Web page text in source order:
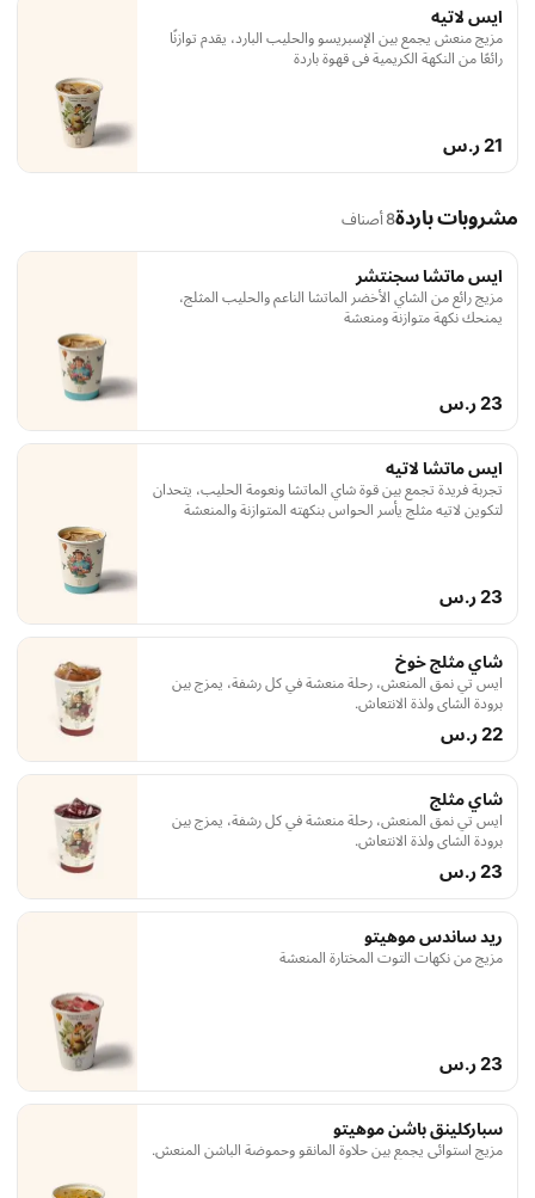
ايس لاتيه
مزيج منعش يجمع بين الإسبريسو والحليب البارد، يقدم توازنًا
رائعًا من النكهة الكريمية في قهوة باردة
21 ر.س
مشروبات باردة8 أصناف
ايس ماتشا سجنتشر
مزيج رائع من الشاي الأخضر الماتشا الناعم والحليب المثلج،
يمنحك نكهة متوازنة ومنعشة
23 ر.س
ايس ماتشا لاتيه
تجربة فريدة تجمع بين قوة شاي الماتشا ونعومة الحليب، يتحدان
لتكوين لاتيه مثلج يأسر الحواس بنكهته المتوازنة والمنعشة
23 ر.س
شاي مثلج خوخ
ايس تي نمق المنعش، رحلة منعشة في كل رشفة، يمزج بين
برودة الشاي ولذة الانتعاش.
22 ر.س
شاي مثلج
ايس تي نمق المنعش، رحلة منعشة في كل رشفة، يمزج بين
برودة الشاي ولذة الانتعاش.
23 ر.س
ريد ساندس موهيتو
مزيج من نكهات التوت المختارة المنعشة
23 ر.س
سباركلينق باشن موهيتو
مزيج استوائي يجمع بين حلاوة المانقو وحموضة الباشن المنعش.